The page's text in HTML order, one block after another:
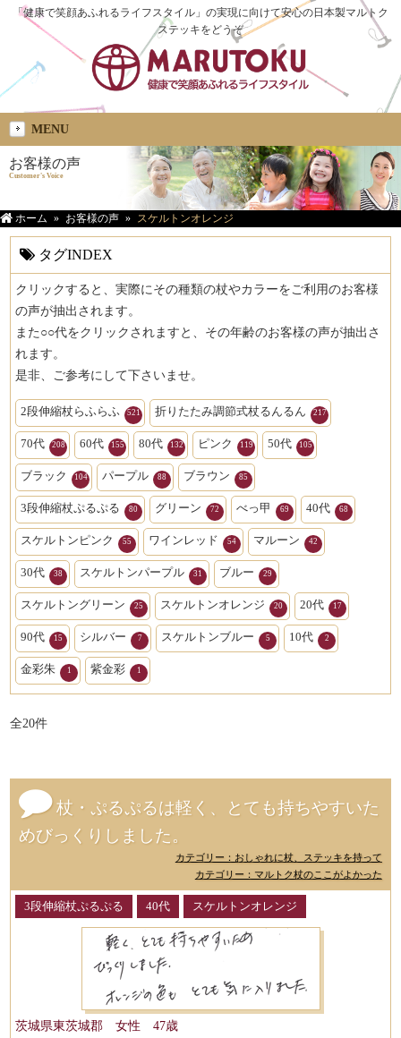
「健康で笑顔あふれるライフスタイル」の実現に向けて安心の日本製マルトク
ステッキをどうぞ
MENU
お客様の声
Customer's Voice
ホーム お客様の声 スケルトンオレンジ
タグINDEX
クリックすると、実際にその種類の杖やカラーをご利用のお客様
の声が抽出されます。
また○○代をクリックされますと、その年齢のお客様の声が抽出さ
れます。
是非、ご参考にして下さいませ。
2段伸縮杖らふらふ 521 折りたたみ調節式杖るんるん 217
70代 208 60代 155 80代 132 ピンク 119 50代 105
ブラック 104 パープル 88 ブラウン 85
3段伸縮杖ぷるぷる 80 グリーン 72 べっ甲 69 40代 68
スケルトンピンク 55 ワインレッド 54 マルーン 42
30代 38 スケルトンパープル 31 ブルー 29
スケルトングリーン 25 スケルトンオレンジ 20 20代 17
90代 15 シルバー 7 スケルトンブルー 5 10代 2
金彩朱 1 紫金彩 1
全20件
杖・ぷるぷるは軽く、とても持ちやすいた
めびっくりしました。
カテゴリー：おしゃれに杖、ステッキを持って
カテゴリー：マルトク杖のここがよかった
3段伸縮杖ぷるぷる 40代 スケルトンオレンジ
茨城県東茨城郡 女性 47歳